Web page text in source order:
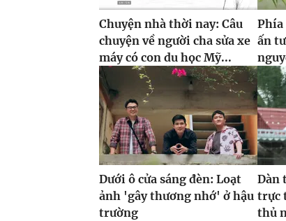
Chuyện nhà thời nay: Câu
chuyện về người cha sửa xe
máy có con du học Mỹ...
Phía
ấn
Dưới ô cửa sáng đèn: Loạt
ảnh 'gây thương nhớ' ở hậu
trường
Dàn
trực
thủ